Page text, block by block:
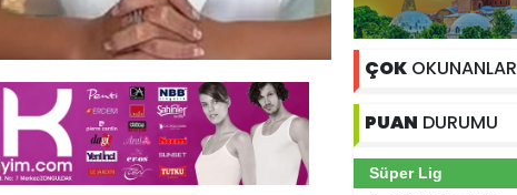
ÇOK OKUNANLAR
PUAN DURUMU
Süper Lig